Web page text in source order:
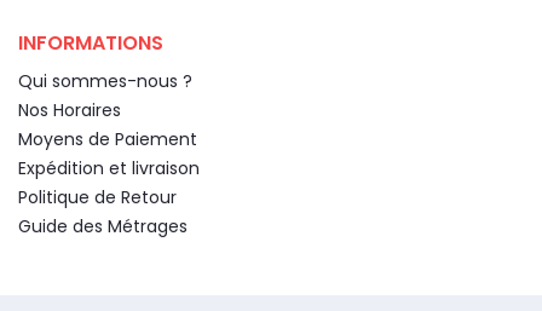
INFORMATIONS
Qui sommes-nous ?
Nos Horaires
Moyens de Paiement
Expédition et livraison
Politique de Retour
Guide des Métrages